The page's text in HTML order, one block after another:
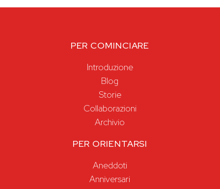
PER COMINCIARE
Introduzione
Blog
Storie
Collaborazioni
Archivio
PER ORIENTARSI
Aneddoti
Anniversari